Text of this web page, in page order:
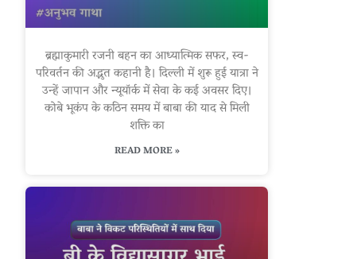
ब्रह्माकुमारी रजनी बहन का आध्यात्मिक सफर, स्व-
परिवर्तन की अद्भुत कहानी है। दिल्ली में शुरू हुई यात्रा ने
उन्हें जापान और न्यूयॉर्क में सेवा के कई अवसर दिए।
कोबे भूकंप के कठिन समय में बाबा की याद से मिली
शक्ति का
READ MORE »